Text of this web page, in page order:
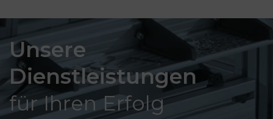
Unsere
Dienstleistungen
für Ihren Erfolg